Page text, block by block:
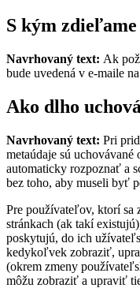
S kým zdieľame
Navrhovaný text: Ak
bude uvedená v e-maile
Ako dlho
Navrhovaný text: Pri
metaúdaje sú
automaticky rozpoznať a
bez toho, aby museli byť
Pre používateľov, ktorí sa
stránkach (ak takí
poskytujú, do ich
kedykoľvek zobraziť,
(okrem zmeny
môžu zobraziť a upraviť